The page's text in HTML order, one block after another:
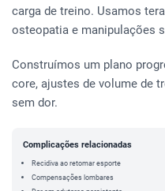
carga de treino. Usamos
osteopatia e manipulações
Construímos um plano
core, ajustes de volume de
sem dor.
Complicações relacionadas
Recidiva ao retomar esporte
Compensações lombares